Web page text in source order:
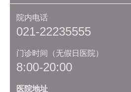
院内电话
021-22235555
门诊时间（无假日医院）
8:00-20:00
医院地址